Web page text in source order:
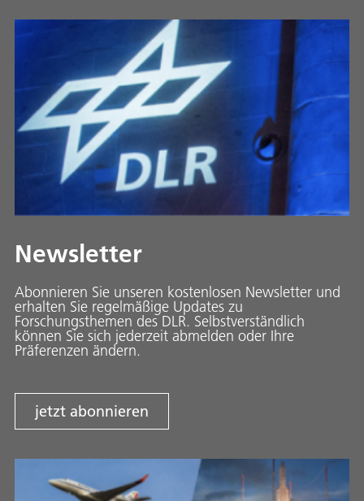
Newsletter
Abonnieren Sie unseren kostenlosen Newsletter und
erhalten Sie regelmäßige Updates zu
Forschungsthemen des DLR. Selbstverständlich
können Sie sich jederzeit abmelden oder Ihre
Präferenzen ändern.
jetzt abonnieren